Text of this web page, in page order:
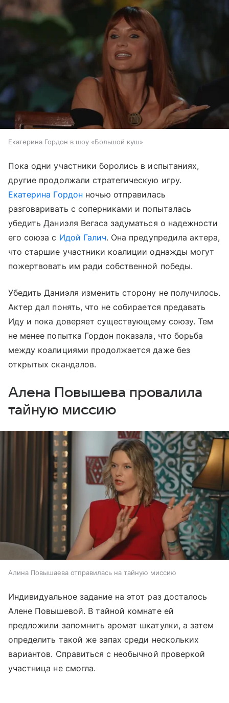
Екатерина Гордон в шоу «Большой куш»
Пока одни участники боролись в испытаниях,
другие продолжали стратегическую игру.
Екатерина Гордон ночью отправилась
разговаривать с соперниками и попыталась
убедить Даниэля Вегаса задуматься о надежности
его союза с Идой Галич. Она предупредила актера,
что старшие участники коалиции однажды могут
пожертвовать им ради собственной победы.
Убедить Даниэля изменить сторону не получилось.
Актер дал понять, что не собирается предавать
Иду и пока доверяет существующему союзу. Тем
не менее попытка Гордон показала, что борьба
между коалициями продолжается даже без
открытых скандалов.
Алена Повышева провалила
тайную миссию
Алина Повышаева отправилась на тайную миссию
Индивидуальное задание на этот раз досталось
Алене Повышевой. В тайной комнате ей
предложили запомнить аромат шкатулки, а затем
определить такой же запах среди нескольких
вариантов. Справиться с необычной проверкой
участница не смогла.